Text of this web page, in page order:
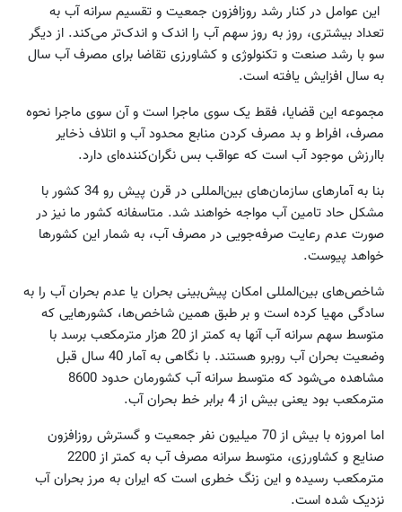
این عوامل در کنار رشد روزافزون جمعیت و تقسیم سرانه آب به
تعداد بیشتری، روز به روز سهم آب را اندک و اندک‌تر می‌کند. از دیگر
سو با رشد صنعت و تکنولوژی و کشاورزی تقاضا برای مصرف آب سال
به سال افزایش یافته است.
مجموعه این قضایا، فقط یک سوی ماجرا است و آن سوی ماجرا نحوه
مصرف، افراط و بد مصرف کردن منابع محدود آب و اتلاف ذخایر
باارزش موجود آب است که عواقب بس‌ نگران‌کننده‌ای دارد.
بنا به آمارهای سازمان‌های بین‌المللی در قرن پیش رو 34 کشور با
مشکل حاد تامین آب مواجه خواهند شد. متاسفانه کشور ما نیز در
صورت عدم رعایت صرفه‌جویی در مصرف آب، به شمار این کشورها
خواهد پیوست.
شاخص‌های بین‌المللی امکان پیش‌بینی بحران یا عدم بحران آب را به
سادگی مهیا کرده است و بر طبق همین شاخص‌ها، کشورهایی که
متوسط سهم سرانه آب آنها به کمتر از 20 هزار مترمکعب برسد با
وضعیت بحران آب روبرو هستند. با نگاهی به آمار 40 سال قبل
مشاهده می‌شود که متوسط سرانه آب کشورمان حدود 8600
مترمکعب بود یعنی بیش از 4 برابر خط بحران آب.
اما امروزه با بیش از 70 میلیون نفر جمعیت و گسترش روزافزون
صنایع و کشاورزی، متوسط سرانه مصرف آب به کمتر از 2200
مترمکعب رسیده و این زنگ خطری است که ایران به مرز بحران آب
نزدیک شده است.